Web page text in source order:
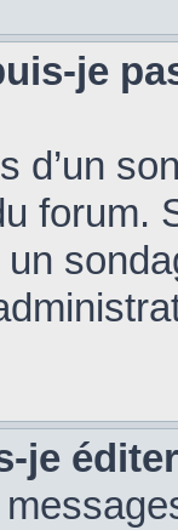
je
d’un
forum.
je